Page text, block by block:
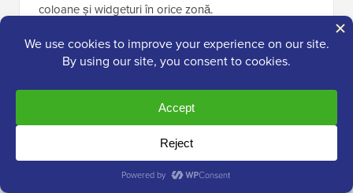
coloane și widgeturi în orice zonă.
Pentru a vedea toate opțiunile disponibile, selectați fie
„Șabloane”, fie „Părți de șablon”.